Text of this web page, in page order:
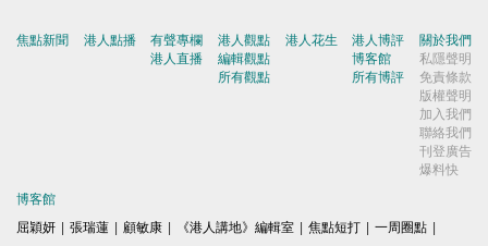
焦點新聞 港人點播
有聲專欄
港人直播
港人觀點
編輯觀點
所有觀點
港人花生
港人博評
博客館
所有博評
關於我們
私隱聲明
免責條款
版權聲明
加入我們
聯絡我們
刊登廣告
爆料快
博客館
屈穎妍 | 張瑞蓮 | 顧敏康 | 《港人講地》編輯室 | 焦點短打 | 一周圈點 |